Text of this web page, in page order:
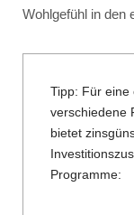
Wohlgefühl in den
Tipp: Für eine
verschiedene
bietet
Programme: